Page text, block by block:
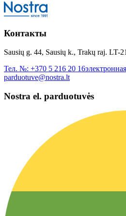
Контакты
Sausių g. 44, Sausių k., Trakų raj. LT-
Тел. №: +370 5 216 20 16
parduotuve@nostra.lt
Nostra el. parduotuvės